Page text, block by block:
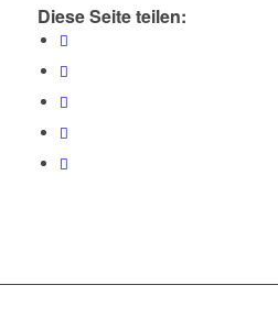
Diese Seite teilen: